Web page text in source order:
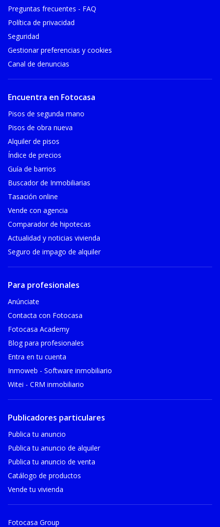
Preguntas frecuentes - FAQ
Política de privacidad
Seguridad
Gestionar preferencias y cookies
Canal de denuncias
Encuentra en Fotocasa
Pisos de segunda mano
Pisos de obra nueva
Alquiler de pisos
Índice de precios
Guía de barrios
Buscador de Inmobiliarias
Tasación online
Vende con agencia
Comparador de hipotecas
Actualidad y noticias vivienda
Seguro de impago de alquiler
Para profesionales
Anúnciate
Contacta con Fotocasa
Fotocasa Academy
Blog para profesionales
Entra en tu cuenta
Inmoweb - Software inmobiliario
Witei - CRM inmobiliario
Publicadores particulares
Publica tu anuncio
Publica tu anuncio de alquiler
Publica tu anuncio de venta
Catálogo de productos
Vende tu vivienda
Fotocasa Group